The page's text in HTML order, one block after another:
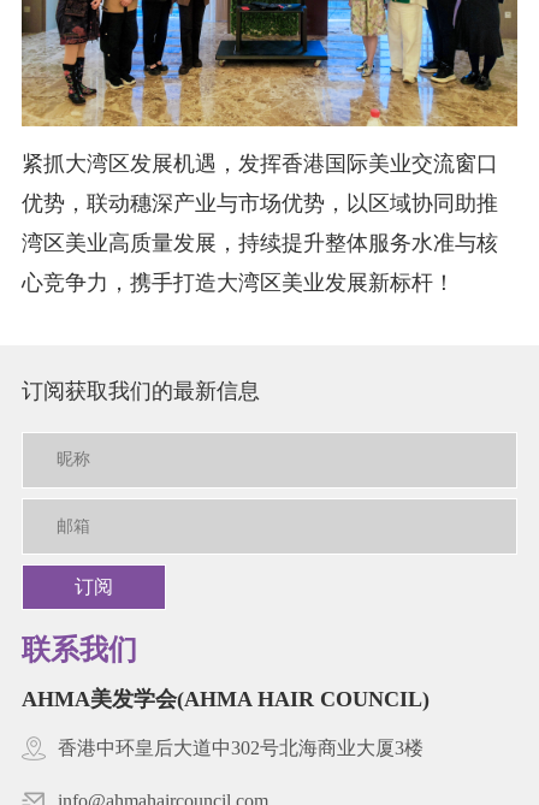
紧抓大湾区发展机遇，发挥香港国际美业交流窗口
优势，联动穗深产业与市场优势，以区域协同助推
湾区美业高质量发展，持续提升整体服务水准与核
心竞争力，携手打造大湾区美业发展新标杆！
订阅获取我们的最新信息
订阅
联系我们
AHMA美发学会(AHMA HAIR COUNCIL)
香港中环皇后大道中302号北海商业大厦3楼